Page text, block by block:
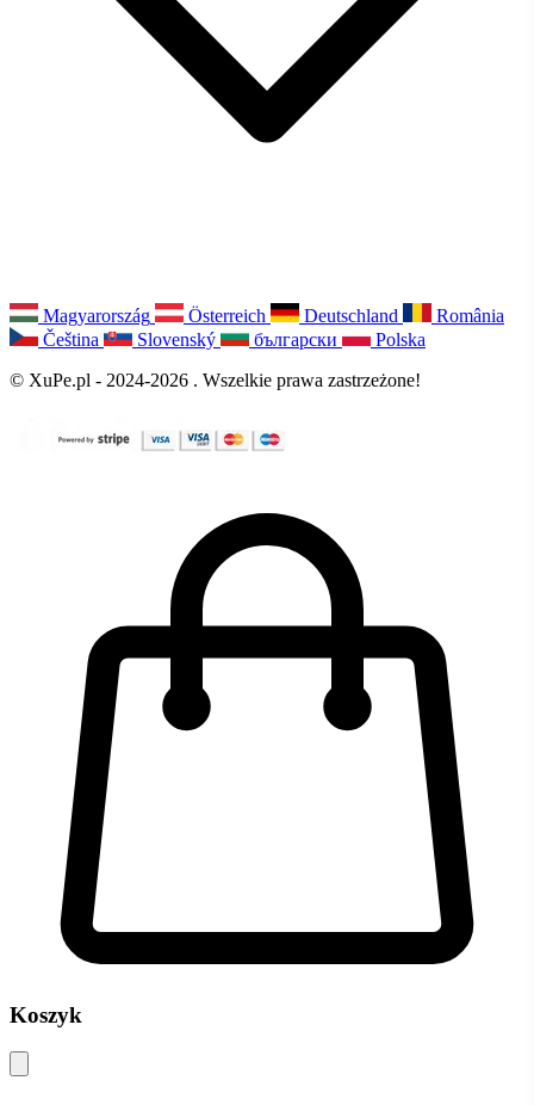
Magyarország Österreich Deutschland
România
Čeština
Slovenský български
Polska
© XuPe.pl - 2024-2026 . Wszelkie prawa zastrzeżone!
Koszyk